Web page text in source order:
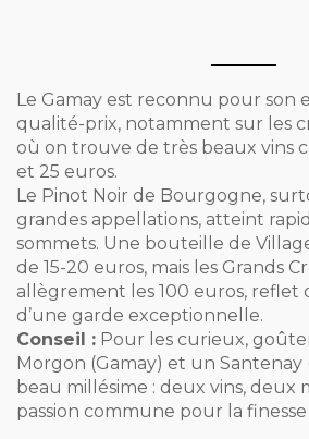
Le Gamay est reconnu pour son
qualité-prix, notamment sur les
où on trouve de très beaux vins
et 25 euros.
Le Pinot Noir de Bourgogne,
grandes appellations, atteint
sommets. Une bouteille de
de 15-20 euros, mais les Grands
allègrement les 100 euros, reflet
d’une garde exceptionnelle.
Conseil : Pour les curieux,
Morgon (Gamay) et un Santenay
beau millésime : deux vins, deux
passion commune pour la finesse